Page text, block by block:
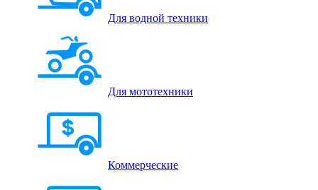
Для водной техники
Для мототехники
Коммерческие